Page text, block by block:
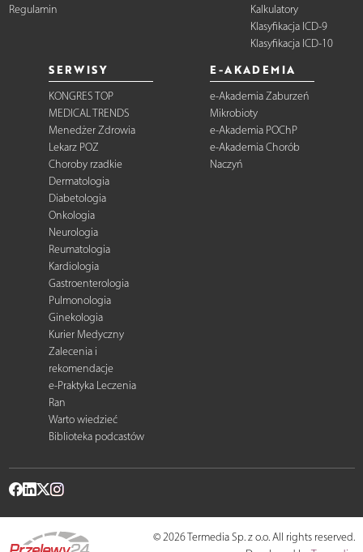
Regulamin
Kalkulatory
Klasyfikacja ICD-9
Klasyfikacja ICD-10
SERWISY
KONGRES TOP
MEDICAL TRENDS
Menedżer Zdrowia
Lekarz POZ
Choroby rzadkie
Dermatologia
Diabetologia
Onkologia
Neurologia
Reumatologia
Kardiologia
Gastroenterologia
Pulmonologia
Ginekologia
Kurier Medyczny
Zalecenia i
rekomendacje
e-Praktyka Leczenia
Ran
Warto wiedzieć
Biblioteka podcastów
E-AKADEMIA
e-Akademia Zaburzeń
Mikrobioty
e-Akademia POChP
e-Akademia Chorób
Naczyń
© 2026 Termedia Sp. z o.o. All rights reserved.